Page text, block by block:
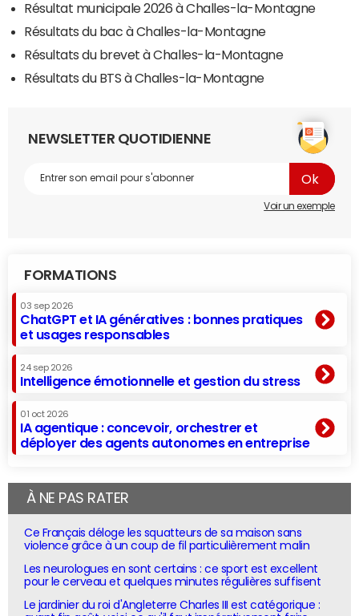
Résultat municipale 2026 à Challes-la-Montagne
Résultats du bac à Challes-la-Montagne
Résultats du brevet à Challes-la-Montagne
Résultats du BTS à Challes-la-Montagne
NEWSLETTER QUOTIDIENNE
Voir un exemple
FORMATIONS
03 sep 2026
ChatGPT et IA génératives : bonnes pratiques
et usages responsables
24 sep 2026
Intelligence émotionnelle et gestion du stress
01 oct 2026
IA agentique : concevoir, orchestrer et
déployer des agents autonomes en entreprise
À NE PAS RATER
Ce Français déloge les squatteurs de sa maison sans
violence grâce à un coup de fil particulièrement malin
Les neurologues en sont certains : ce sport est excellent
pour le cerveau et quelques minutes régulières suffisent
Le jardinier du roi d'Angleterre Charles III est catégorique :